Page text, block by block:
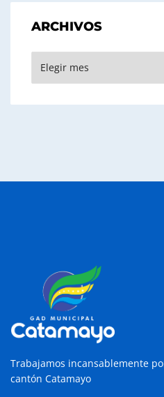
ARCHIVOS
Trabajamos incansablemente
cantón Catamayo